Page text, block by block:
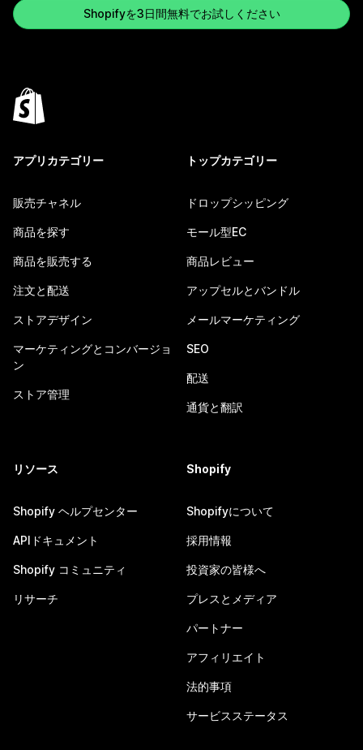
Shopifyを3日間無料でお試しください
アプリカテゴリー
販売チャネル
商品を探す
商品を販売する
注文と配送
ストアデザイン
マーケティングとコンバージョ
ン
ストア管理
トップカテゴリー
ドロップシッピング
モール型EC
商品レビュー
アップセルとバンドル
メールマーケティング
SEO
配送
通貨と翻訳
リソース
Shopify ヘルプセンター
APIドキュメント
Shopify コミュニティ
リサーチ
Shopify
Shopifyについて
採用情報
投資家の皆様へ
プレスとメディア
パートナー
アフィリエイト
法的事項
サービスステータス